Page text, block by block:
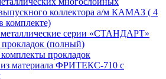
коллектора а/м КАМАЗ ( 4
комплекте)
серии «СТАНДАРТ»
(полный)
прокладок
материала ФРИТЕКС-710 с